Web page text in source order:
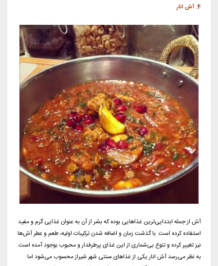
4. آش انار
آش از جمله ابتدایی‌ترین غذاهایی بوده که بشر از آن به عنوان غذایی گرم و مفید
استفاده کرده است. با گذشت زمان و اضافه شدن ترکیبات اولیه، طعم و عطر آش‌ها
نیز تغییر کرده و تنوع بی‌شماری از این غذای پرطرفدار و محبوب بوجود آمده است.
به نظر می‌رسد آش انار یکی از غذاهای سنتی شهر شیراز محسوب می‌شود اما